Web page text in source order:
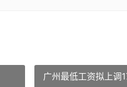
广州最低工资拟上调